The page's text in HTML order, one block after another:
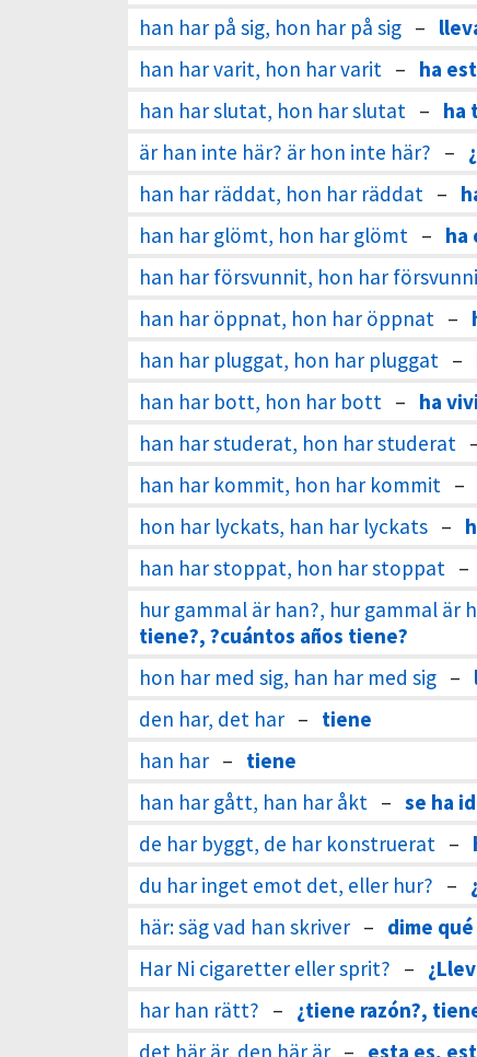
han har på sig, hon har på sig –
han har varit, hon har varit – ha
han har slutat, hon har slutat – ha
är han inte här? är hon inte här? –
han har räddat, hon har räddat –
han har glömt, hon har glömt – ha
han har försvunnit, hon har
han har öppnat, hon har öppnat –
han har pluggat, hon har pluggat –
han har bott, hon har bott – ha
han har studerat, hon har studerat
han har kommit, hon har kommit –
hon har lyckats, han har lyckats –
han har stoppat, hon har stoppat –
hur gammal är han?, hur gammal är
tiene?, ?cuántos años tiene?
hon har med sig, han har med sig –
den har, det har – tiene
han har – tiene
han har gått, han har åkt – se ha
de har byggt, de har konstruerat –
du har inget emot det, eller hur? –
här: säg vad han skriver – dime
Har Ni cigaretter eller sprit? –
har han rätt? – ¿tiene razón?,
det här är, den här är – esta es,